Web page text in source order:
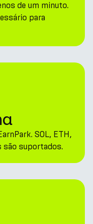
de um minuto.
para
SOL, ETH,
são suportados.